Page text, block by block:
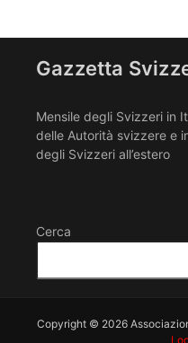
Gazzetta
Mensile degli Svizzeri in
delle Autorità svizzere e
degli Svizzeri all’estero
Cerca
Copyright © 2026